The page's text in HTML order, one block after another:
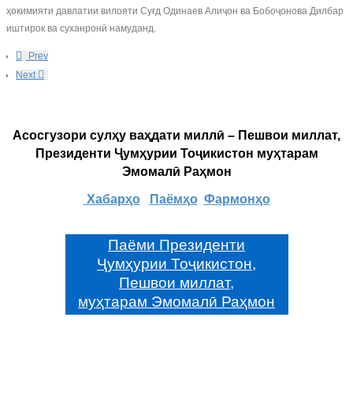
ҳокимияти давлатии вилояти Суғд Одинаев Алиҷон ва Бобоҷонова Дилбар
иштирок ва суханронӣ намуданд.
Prev
Next
Асосгузори сулҳу ваҳдати миллӣ – Пешвои миллат,
Президенти Ҷумҳурии Тоҷикистон муҳтарам
Эмомалӣ Раҳмон
Хабарҳо Паёмҳо Фармонҳо
Паёми Президенти
Ҷумҳурии Тоҷикистон,
Пешвои миллат,
муҳтарам Эмомалӣ Раҳмон